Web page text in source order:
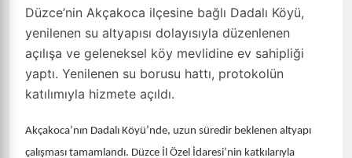
Düzce’nin Akçakoca ilçesine bağlı Dadalı Köyü,
yenilenen su altyapısı dolayısıyla düzenlenen
açılışa ve geleneksel köy mevlidine ev sahipliği
yaptı. Yenilenen su borusu hattı, protokolün
katılımıyla hizmete açıldı.
Akçakoca’nın Dadalı Köyü’nde, uzun süredir beklenen altyapı
çalışması tamamlandı. Düzce İl Özel İdaresi’nin katkılarıyla